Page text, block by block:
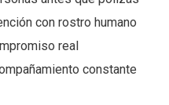
con rostro humano
real
constante